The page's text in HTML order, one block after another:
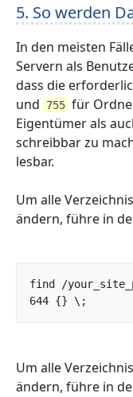
5. So werden
In den meisten
Servern als
dass die
und
755 für
Eigentümer als
schreibbar zu
lesbar.
Um alle
ändern, führe in
find /
Um alle
ändern, führe in